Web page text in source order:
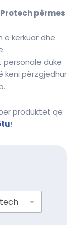
përmes
kërkuar dhe
duke
përzgjedhur
produktet që
!